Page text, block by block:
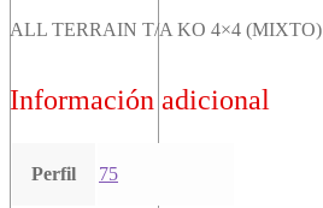
ALL TERRAIN T/A KO 4×4 (MIXTO)
Información adicional
Perfil 75